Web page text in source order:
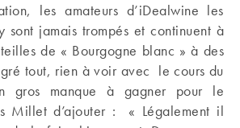
les amateurs d’iDealwine les
sont jamais trompés et continuent à
de « Bourgogne blanc » à des
tout, rien à voir avec le cours du
gros manque à gagner pour le
Millet d’ajouter : « Légalement il